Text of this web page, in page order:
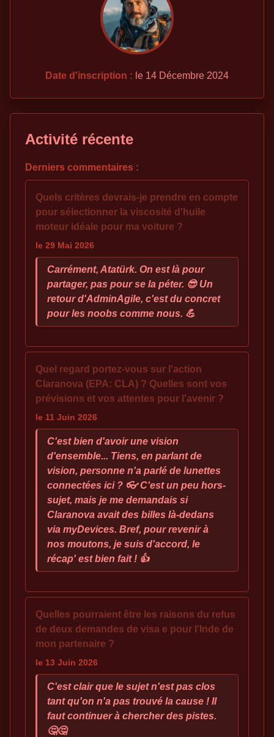
Date d'inscription : le 14 Décembre 2024
Activité récente
Derniers commentaires :
Quels critères devrais-je prendre en compte
pour sélectionner la viscosité d'huile
moteur idéale pour ma voiture ?
le 29 Mai 2026
Carrément, Atatürk. On est là pour
partager, pas pour se la péter. 😎 Un
retour d'AdminAgile, c'est du concret
pour les noobs comme nous. 💪
Quel regard portez-vous sur l'action
Claranova (EPA: CLA) ? Quelles sont vos
prévisions et vos attentes pour l'avenir ?
le 11 Juin 2026
C'est bien d'avoir une vision
d'ensemble... Tiens, en parlant de
vision, personne n'a parlé de lunettes
connectées ici ? 👓 C'est un peu hors-
sujet, mais je me demandais si
Claranova avait des billes là-dedans
via myDevices. Bref, pour revenir à
nos moutons, je suis d'accord, le
récap' est bien fait ! 👍
Quelles pourraient être les raisons du refus
de deux demandes de visa e pour l'Inde de
mon partenaire ?
le 13 Juin 2026
C'est clair que le sujet n'est pas clos
tant qu'on n'a pas trouvé la cause ! Il
faut continuer à chercher des pistes.
🤔🤔